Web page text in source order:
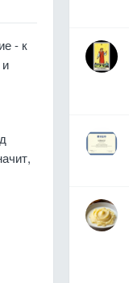
- к